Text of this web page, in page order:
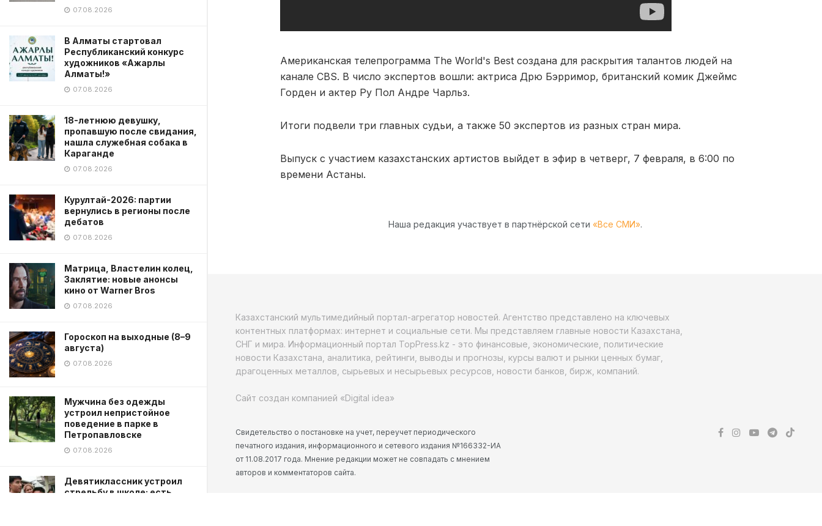
07.08.2026
В Алматы стартовал
Республиканский конкурс
художников «Ажарлы
Алматы!»
07.08.2026
18-летнюю девушку,
пропавшую после свидания,
нашла служебная собака в
Караганде
07.08.2026
Курултай-2026: партии
вернулись в регионы после
дебатов
07.08.2026
Матрица, Властелин колец,
Заклятие: новые анонсы
кино от Warner Bros
07.08.2026
Гороскоп на выходные (8–9
августа)
07.08.2026
Мужчина без одежды
устроил непристойное
поведение в парке в
Петропавловске
07.08.2026
Девятиклассник устроил
стрельбу в школе: есть
Американская телепрограмма The World's Best создана для раскрытия талантов людей на
канале CBS. В число экспертов вошли: актриса Дрю Бэрримор, британский комик Джеймс
Горден и актер Ру Пол Андре Чарльз.
Итоги подвели три главных судьи, а также 50 экспертов из разных стран мира.
Выпуск с участием казахстанских артистов выйдет в эфир в четверг, 7 февраля, в 6:00 по
времени Астаны.
Наша редакция участвует в партнёрской сети «Все СМИ».
Казахстанский мультимедийный портал-агрегатор новостей. Агентство представлено на ключевых
контентных платформах: интернет и социальные сети. Мы представляем главные новости Казахстана,
СНГ и мира. Информационный портал TopPress.kz - это финансовые, экономические, политические
новости Казахстана, аналитика, рейтинги, выводы и прогнозы, курсы валют и рынки ценных бумаг,
драгоценных металлов, сырьевых и несырьевых ресурсов, новости банков, бирж, компаний.
Сайт создан компанией «Digital idea»
Свидетельство о постановке на учет, переучет периодического
печатного издания, информационного и сетевого издания №166332-ИА
от 11.08.2017 года. Мнение редакции может не совпадать с мнением
авторов и комментаторов сайта.